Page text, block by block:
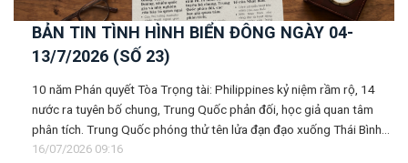
BẢN TIN TÌNH HÌNH BIỂN ĐÔNG NGÀY 04-
13/7/2026 (SỐ 23)
10 năm Phán quyết Tòa Trọng tài: Philippines kỷ niệm rầm rộ, 14
nước ra tuyên bố chung, Trung Quốc phản đối, học giả quan tâm
phân tích. Trung Quốc phóng thử tên lửa đạn đạo xuống Thái Bình
Dương...
16/07/2026 09:16